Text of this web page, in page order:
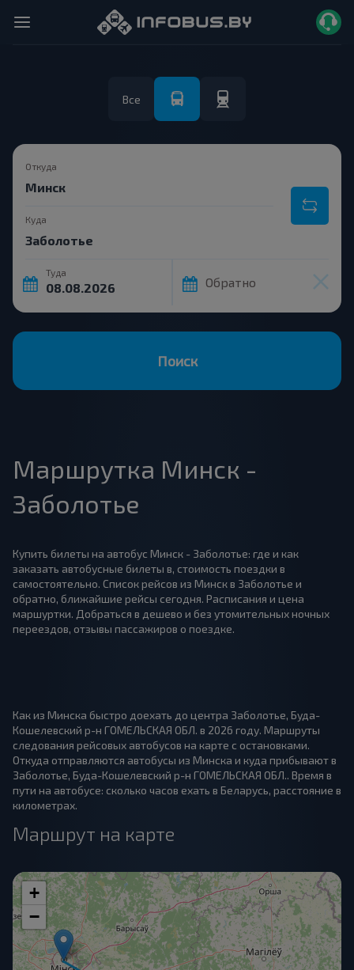
Все
Откуда
Куда
Туда
Обратно
Поиск
Маршрутка Минск -
Заболотье
Купить билеты на автобус Минск - Заболотье: где и как
заказать автобусные билеты в, стоимость поездки в
самостоятельно. Список рейсов из Минск в Заболотье и
обратно, ближайшие рейсы сегодня. Расписания и цена
маршуртки. Добраться в дешево и без утомительных ночных
переездов, отзывы пассажиров о поездке.
Как из Минска быстро доехать до центра Заболотье, Буда-
Кошелевский р-н ГОМЕЛЬСКАЯ ОБЛ. в 2026 году. Маршруты
следования рейсовых автобусов на карте с остановками.
Откуда отправляются автобусы из Минска и куда прибывают в
Заболотье, Буда-Кошелевский р-н ГОМЕЛЬСКАЯ ОБЛ.. Время в
пути на автобусе: сколько часов ехать в Беларусь, расстояние в
километрах.
Маршрут на карте
+
−